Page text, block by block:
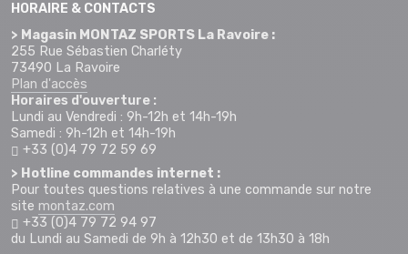
HORAIRE & CONTACTS
> Magasin MONTAZ SPORTS La Ravoire :
255 Rue Sébastien Charléty
73490 La Ravoire
Plan d'accès
Horaires d'ouverture :
Lundi au Vendredi : 9h-12h et 14h-19h
Samedi : 9h-12h et 14h-19h
+33 (0)4 79 72 59 69
> Hotline commandes internet :
Pour toutes questions relatives à une commande sur notre
site montaz.com
+33 (0)4 79 72 94 97
du Lundi au Samedi de 9h à 12h30 et de 13h30 à 18h